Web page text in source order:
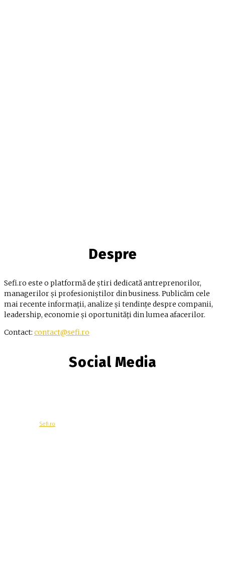
Despre
Sefi.ro este o platformă de știri dedicată antreprenorilor,
managerilor și profesioniștilor din business. Publicăm cele
mai recente informații, analize și tendințe despre companii,
leadership, economie și oportunități din lumea afacerilor.
Contact: contact@sefi.ro
Social Media
Sefi.ro